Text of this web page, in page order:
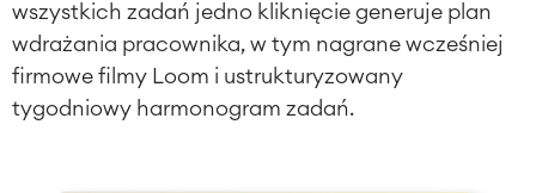
wszystkich zadań jedno kliknięcie generuje plan
wdrażania pracownika, w tym nagrane wcześniej
firmowe filmy Loom i ustrukturyzowany
tygodniowy harmonogram zadań.